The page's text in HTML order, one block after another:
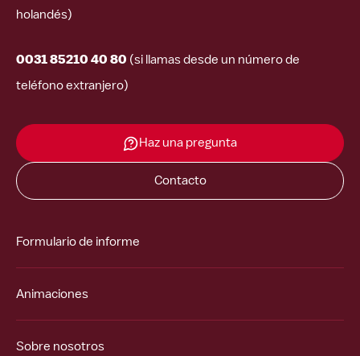
holandés)
0031 85210 40 80 (si llamas desde un número de
teléfono extranjero)
Haz una pregunta
Contacto
Formulario de informe
Animaciones
Sobre nosotros